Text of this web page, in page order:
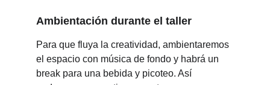
Ambientación durante el taller
Para que fluya la creatividad, ambientaremos
el espacio con música de fondo y habrá un
break para una bebida y picoteo. Así